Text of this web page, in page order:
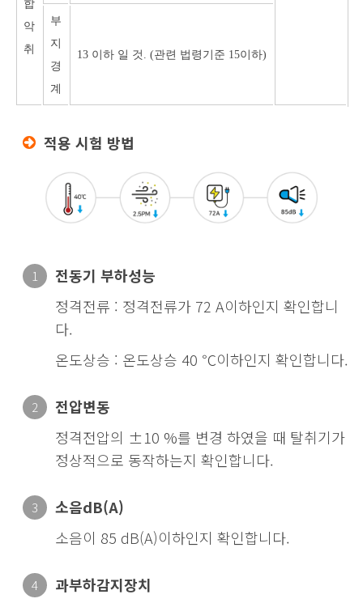
합
악
취
부
지
경
계
13 이하 일 것. (관련 법령기준 15이하)
적용 시험 방법
1
전동기 부하성능
정격전류 : 정격전류가 72 A이하인지 확인합니
다.
온도상승 : 온도상승 40 ℃이하인지 확인합니다.
2
전압변동
정격전압의 ±10 %를 변경 하였을 때 탈취기가
정상적으로 동작하는지 확인합니다.
3
소음dB(A)
소음이 85 dB(A)이하인지 확인합니다.
4
과부하감지장치